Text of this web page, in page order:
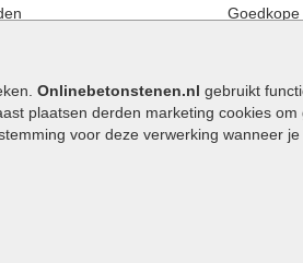
Onlinebetonstenen.nl gebruikt
plaatsen derden marketing cookies
voor deze verwerking wanneer